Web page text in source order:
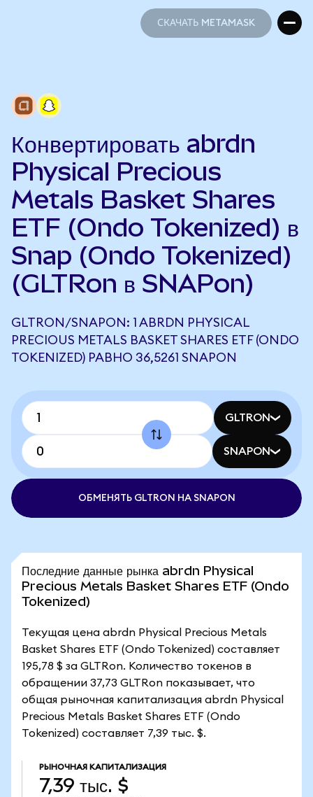
СКАЧАТЬ METAMASK
Конвертировать abrdn
Physical Precious
Metals Basket Shares
ETF (Ondo Tokenized) в
Snap (Ondo Tokenized)
(GLTRon в SNAPon)
GLTRON/SNAPON: 1 ABRDN PHYSICAL
PRECIOUS METALS BASKET SHARES ETF (ONDO
TOKENIZED) РАВНО 36,5261 SNAPON
GLTRON
SNAPON
ОБМЕНЯТЬ GLTRON НА SNAPON
Последние данные рынка abrdn Physical
Precious Metals Basket Shares ETF (Ondo
Tokenized)
Текущая цена abrdn Physical Precious Metals
Basket Shares ETF (Ondo Tokenized) составляет
195,78 $ за GLTRon. Количество токенов в
обращении 37,73 GLTRon показывает, что
общая рыночная капитализация abrdn Physical
Precious Metals Basket Shares ETF (Ondo
Tokenized) составляет 7,39 тыс. $.
РЫНОЧНАЯ КАПИТАЛИЗАЦИЯ
7,39 тыс. $